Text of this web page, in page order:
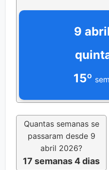
9
15º
Quantas semanas se
passaram desde 9
abril 2026?
17 semanas 4 dias